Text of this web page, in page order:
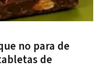
no para de
de